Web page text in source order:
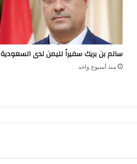
سالم بن بريك سفيراً لليمن لدى السعودية
منذ أسبوع واحد